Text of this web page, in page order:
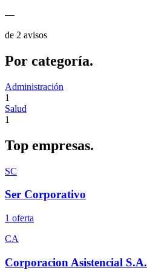
—
de 2 avisos
Por categoría.
Administración
1
Salud
1
Top empresas.
SC
Ser Corporativo
1 oferta
CA
Corporacion Asistencial S.A.